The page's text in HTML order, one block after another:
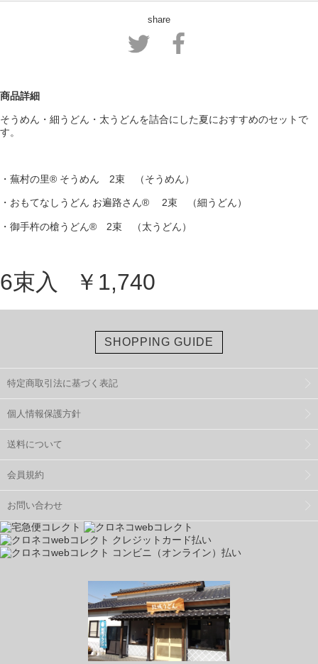
share
商品詳細
そうめん・細うどん・太うどんを詰合にした夏におすすめのセットで
す。
・蕪村の里® そうめん 2束 （そうめん）
・おもてなしうどん お遍路さん® 2束 （細うどん）
・御手杵の槍うどん® 2束 （太うどん）
6束入 ￥1,740
SHOPPING GUIDE
特定商取引法に基づく表記
個人情報保護方針
送料について
会員規約
お問い合わせ